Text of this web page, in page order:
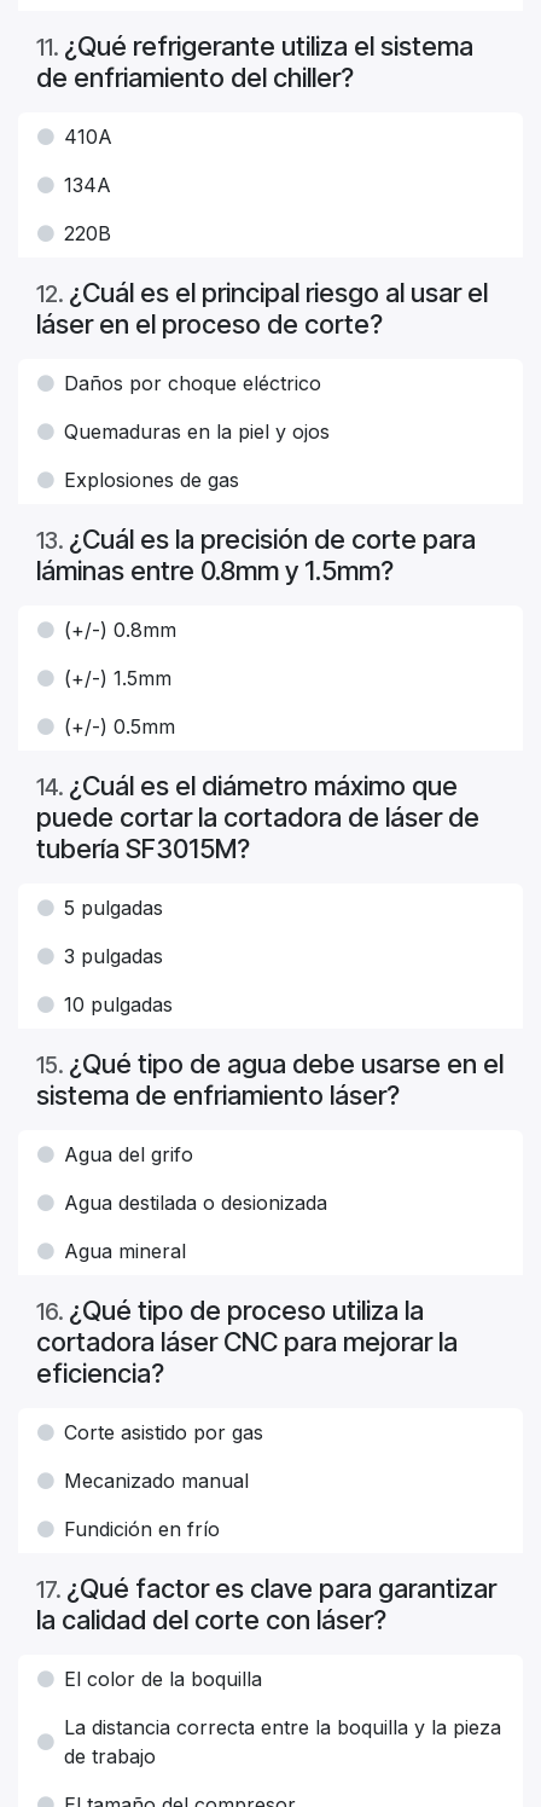
11. ¿Qué refrigerante utiliza el sistema
de enfriamiento del chiller?
410A
134A
220B
12. ¿Cuál es el principal riesgo al usar el
láser en el proceso de corte?
Daños por choque eléctrico
Quemaduras en la piel y ojos
Explosiones de gas
13. ¿Cuál es la precisión de corte para
láminas entre 0.8mm y 1.5mm?
(+/-) 0.8mm
(+/-) 1.5mm
(+/-) 0.5mm
14. ¿Cuál es el diámetro máximo que
puede cortar la cortadora de láser de
tubería SF3015M?
5 pulgadas
3 pulgadas
10 pulgadas
15. ¿Qué tipo de agua debe usarse en el
sistema de enfriamiento láser?
Agua del grifo
Agua destilada o desionizada
Agua mineral
16. ¿Qué tipo de proceso utiliza la
cortadora láser CNC para mejorar la
eficiencia?
Corte asistido por gas
Mecanizado manual
Fundición en frío
17. ¿Qué factor es clave para garantizar
la calidad del corte con láser?
El color de la boquilla
La distancia correcta entre la boquilla y la pieza
de trabajo